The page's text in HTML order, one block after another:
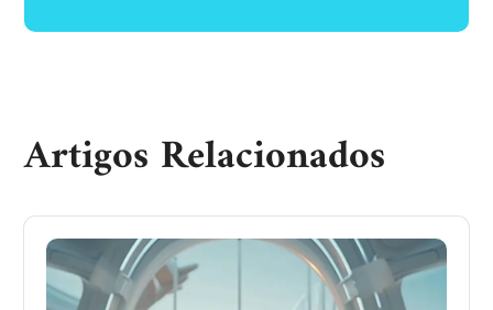
Artigos Relacionados